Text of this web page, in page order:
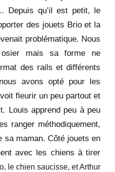
Depuis qu’il est petit, le
des jouets Brio et la
problématique. Nous
mais sa forme ne
des rails et différents
avons opté pour les
fleurir un peu partout et
Louis apprend peu à peu
ranger méthodiquement,
sa maman. Côté jouets en
avec les chiens à tirer
le chien saucisse, et Arthur